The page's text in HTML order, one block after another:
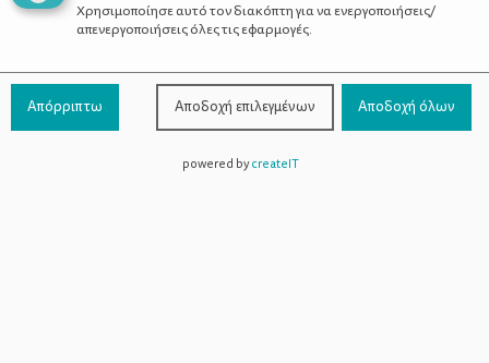
Επικοινωνία
800-1199-800(από σταθερό,
χωρίς χρέωση)
Χρησιμοποίησε αυτό τον διακόπτη για να ενεργοποιήσεις/
απενεργοποιήσεις όλες τις εφαρμογές.
Απόρριπτω Αποδοχή επιλεγμένων Αποδοχή όλων
powered bycreateIT